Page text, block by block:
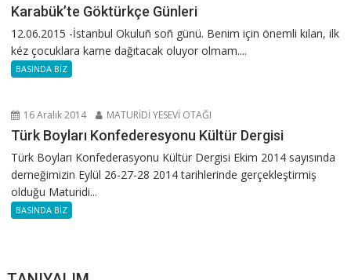
Karabük’te Göktürkçe Günleri
12.06.2015 -İstanbul Okuluñ soñ günü. Benim için önemli kılan, ilk
kéz çocuklara karne dağıtacak oluyor olmam....
BASINDA BİZ
16 Aralık 2014 MATURİDİ YESEVİ OTAĞI
Türk Boyları Konfederesyonu Kültür Dergisi
Türk Boyları Konfederasyonu Kültür Dergisi Ekim 2014 sayısında
derneğimizin Eylül 26-27-28 2014 tarihlerinde gerçekleştirmiş
olduğu Maturidi...
BASINDA BİZ